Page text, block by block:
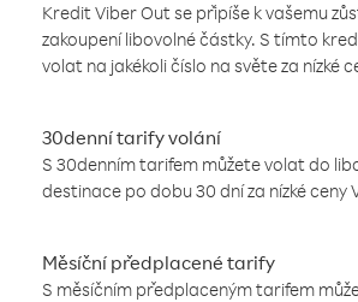
Kredit Viber Out se připíše k vašemu
zakoupení libovolné částky. S tímto
volat na jakékoli číslo na světe za nízké
30denní tarify volání
S 30denním tarifem můžete volat do
destinace po dobu 30 dní za nízké ceny
Měsíční předplacené tarify
S měsíčním předplaceným tarifem